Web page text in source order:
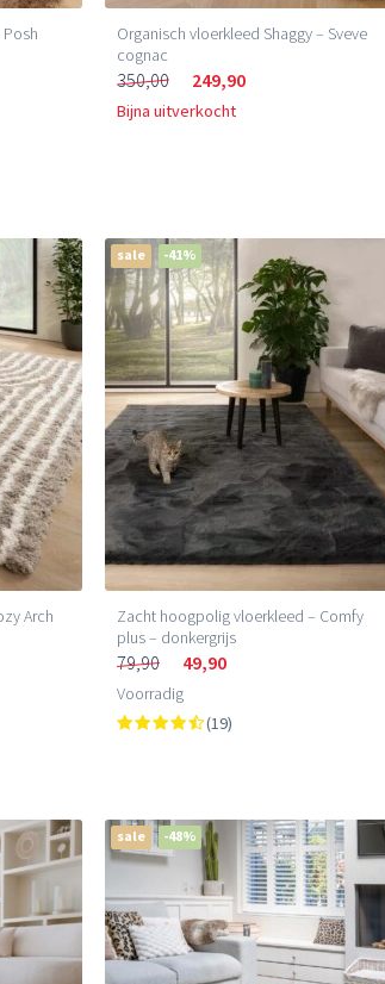
Organisch vloerkleed Shaggy – Sveve
cognac
350,00 249,90
Bijna uitverkocht
Arch
sale -41%
Zacht hoogpolig vloerkleed – Comfy
plus – donkergrijs
79,90 49,90
Voorradig
(19)
sale -48%